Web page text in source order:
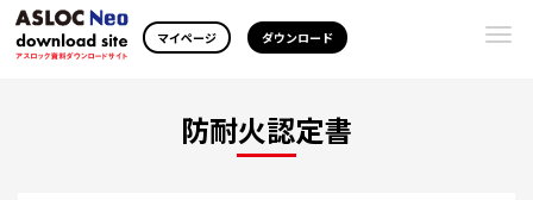
マイページ ダウンロード
防耐火認定書